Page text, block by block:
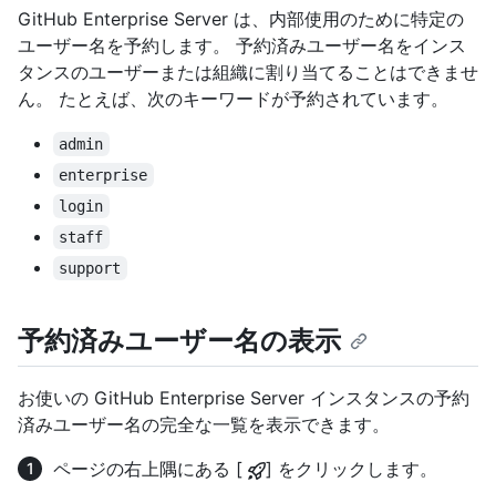
GitHub Enterprise Server は、内部使用のために特定の
ユーザー名を予約します。 予約済みユーザー名をインス
タンスのユーザーまたは組織に割り当てることはできませ
ん。 たとえば、次のキーワードが予約されています。
admin
enterprise
login
staff
support
予約済みユーザー名の表示
お使いの GitHub Enterprise Server インスタンスの予約
済みユーザー名の完全な一覧を表示できます。
ページの右上隅にある [
] をクリックします。